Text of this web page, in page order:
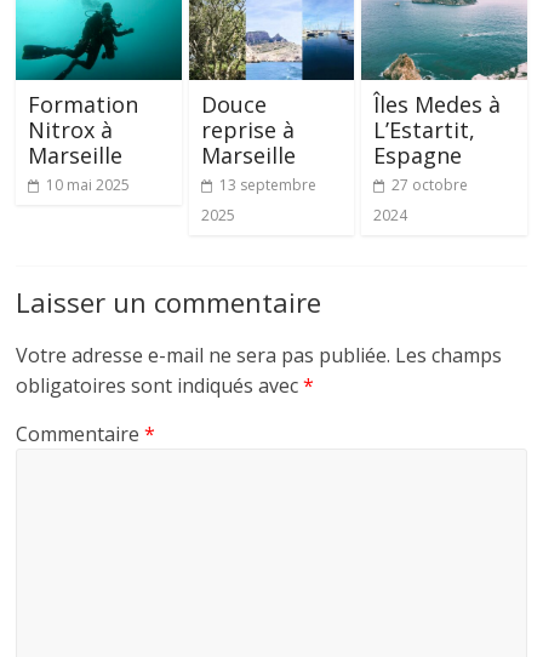
Formation
Nitrox à
Marseille
10 mai 2025
Douce
reprise à
Marseille
13 septembre
2025
Îles Medes à
L’Estartit,
Espagne
27 octobre
2024
Laisser un commentaire
Votre adresse e-mail ne sera pas publiée. Les champs
obligatoires sont indiqués avec*
Commentaire*